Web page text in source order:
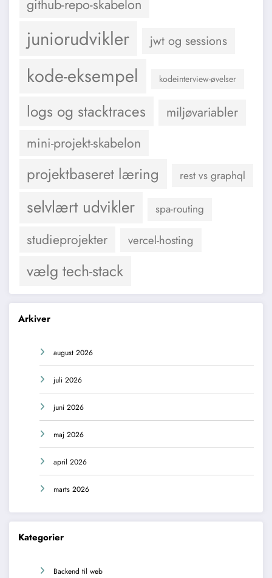
github-repo-skabelon
juniorudvikler jwt og sessions
kode-eksempel kodeinterview-øvelser
logs og stacktraces miljøvariabler
mini-projekt-skabelon
projektbaseret læring rest vs graphql
selvlært udvikler spa-routing
studieprojekter vercel-hosting
vælg tech-stack
Arkiver
august 2026
juli 2026
juni 2026
maj 2026
april 2026
marts 2026
Kategorier
Backend til web